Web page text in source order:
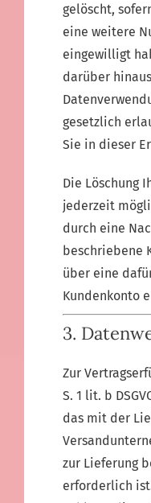
gelöscht,
eine weitere
eingewilligt
darüber
gesetzlich
Sie in dieser
Die Löschung
jederzeit
durch eine
beschriebene
über eine
Kundenkonto
3.
Zur
S. 1 lit. b
das mit der
zur Lieferung
erforderlich